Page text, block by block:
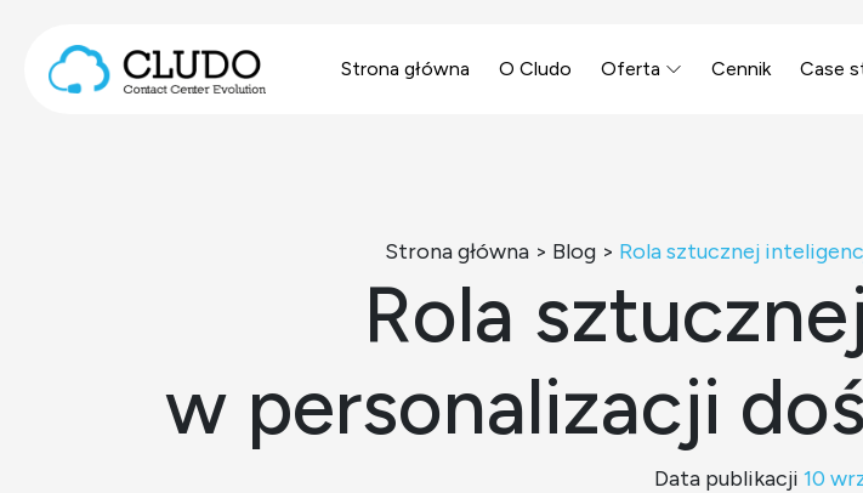
Main Navigation
Strona główna O Cludo Oferta Cennik Case
Strona główna> Blog> Rola sztucznej
Rola
w personalizacji
Data publikacji 10